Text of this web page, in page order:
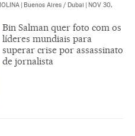
| Buenos Aires / Dubai | NOV 30,
Bin Salman quer foto com os
líderes mundiais para
superar crise por assassinato
de jornalista